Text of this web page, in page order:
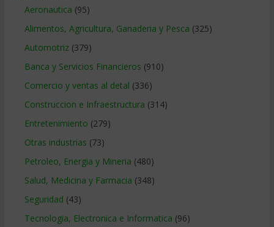
Aeronautica (95)
Alimentos, Agricultura, Ganaderia y Pesca (325)
Automotriz(379)
Banca y Servicios Financieros (910)
Comercio y ventas al detal (336)
Construccion e Infraestructura (314)
Entretenimiento (279)
Otras industrias (73)
Petroleo, Energia y Mineria (480)
Salud, Medicina y Farmacia (348)
Seguridad (43)
Tecnologia, Electronica e Informatica (96)